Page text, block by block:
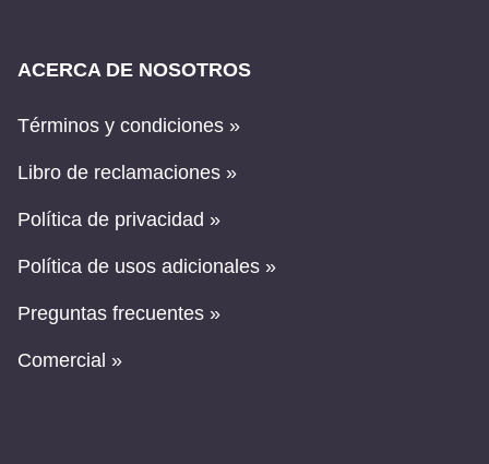
ACERCA DE NOSOTROS
Términos y condiciones »
Libro de reclamaciones »
Política de privacidad »
Política de usos adicionales »
Preguntas frecuentes »
Comercial »